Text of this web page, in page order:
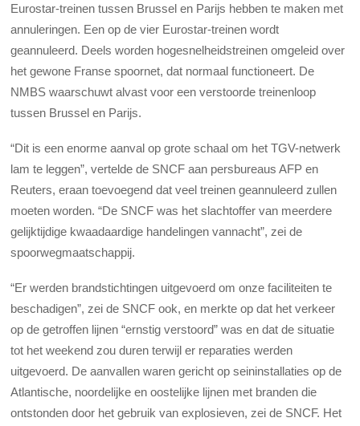
Eurostar-treinen tussen Brussel en Parijs hebben te maken met
annuleringen. Een op de vier Eurostar-treinen wordt
geannuleerd. Deels worden hogesnelheidstreinen omgeleid over
het gewone Franse spoornet, dat normaal functioneert. De
NMBS waarschuwt alvast voor een verstoorde treinenloop
tussen Brussel en Parijs.
“Dit is een enorme aanval op grote schaal om het TGV-netwerk
lam te leggen”, vertelde de SNCF aan persbureaus AFP en
Reuters, eraan toevoegend dat veel treinen geannuleerd zullen
moeten worden. “De SNCF was het slachtoffer van meerdere
gelijktijdige kwaadaardige handelingen vannacht”, zei de
spoorwegmaatschappij.
“Er werden brandstichtingen uitgevoerd om onze faciliteiten te
beschadigen”, zei de SNCF ook, en merkte op dat het verkeer
op de getroffen lijnen “ernstig verstoord” was en dat de situatie
tot het weekend zou duren terwijl er reparaties werden
uitgevoerd. De aanvallen waren gericht op seininstallaties op de
Atlantische, noordelijke en oostelijke lijnen met branden die
ontstonden door het gebruik van explosieven, zei de SNCF. Het